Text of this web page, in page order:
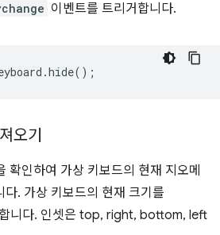
이벤트를 트리거합니다.
.hide();
오기
확인하여 가상 키보드의 현재 지오메
. 가상 키보드의 현재 크기를
니다. 인셋은 top, right, bottom, left